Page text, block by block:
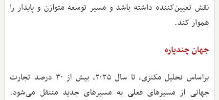
نقش تعیین‌کننده داشته باشد و مسیر توسعه متوازن و پایدار را
هموار کند.
جهان چندپاره
براساس تحلیل مکنزی، تا سال ۲۰۳۵، بیش از ۳۰ درصد تجارت
جهانی از مسیرهای فعلی به مسیرهای جدید منتقل می‌شود.